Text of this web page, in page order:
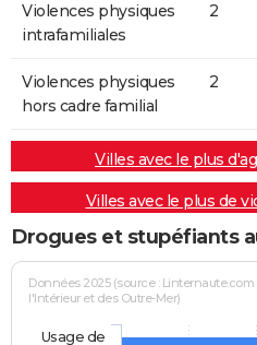
Violences physiques
intrafamiliales
2
Violences physiques
hors cadre familial
2
Villes avec le plus
Villes avec le plus de
Drogues et stupéfiants
Données 2025 (source :
l'Intérieur et des Outre-Mer)
Usage de